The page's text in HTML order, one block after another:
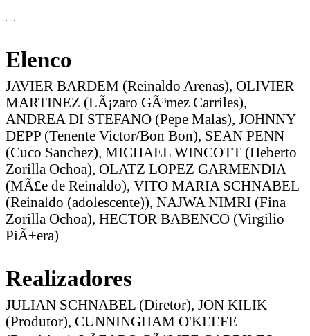
Elenco
JAVIER BARDEM (Reinaldo Arenas), OLIVIER
MARTINEZ (LÃ¡zaro GÃ³mez Carriles),
ANDREA DI STEFANO (Pepe Malas), JOHNNY
DEPP (Tenente Victor/Bon Bon), SEAN PENN
(Cuco Sanchez), MICHAEL WINCOTT (Heberto
Zorilla Ochoa), OLATZ LOPEZ GARMENDIA
(MÃ£e de Reinaldo), VITO MARIA SCHNABEL
(Reinaldo (adolescente)), NAJWA NIMRI (Fina
Zorilla Ochoa), HECTOR BABENCO (Virgilio
PiÃ±era)
Realizadores
JULIAN SCHNABEL (Diretor), JON KILIK
(Produtor), CUNNINGHAM O'KEEFE